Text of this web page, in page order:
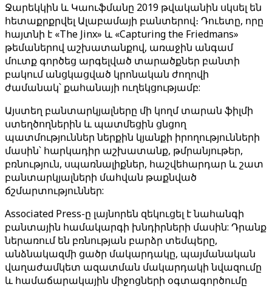
Ջարեկկին և Կաուֆմանը 2019 թվականին սկսել են
հետաքրքրվել Ալաբամայի բանտերով։ Դուետը, որը
հայտնի է «The Jinx» և «Capturing the Friedmans»
թեմաներով աշխատանքով, առաջին անգամ
մուտք գործեց արգելված տարածքներ բանտի
բակում անցկացված կրոնական ժողովի
ժամանակ՝ քահանայի ուղեկցությամբ:
Այստեղ բանտարկյալները մի կողմ տարան ֆիլմի
ստեղծողներին և պատմեցին ցնցող
պատմություններ ներքին կյանքի իրողությունների
մասին՝ հարկադիր աշխատանք, թմրանյութեր,
բռնություն, սպառնալիքներ, հաշվեհարդար և շատ
բանտարկյալների մահվան թաքնված
ճշմարտություններ:
Associated Press-ը լայնորեն զեկուցել է նահանգի
բանտային համակարգի խնդիրների մասին: Դրանք
ներառում են բռնության բարձր տեմպերը,
անձնակազմի ցածր մակարդակը, պայմանական
վաղաժամկետ ազատման մակարդակի նվազումը
և համաճարակային միջոցների օգտագործումը